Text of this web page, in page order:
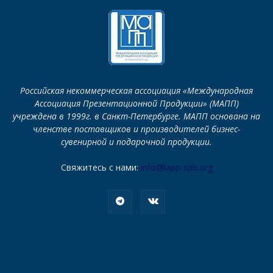
Российская некоммерческая ассоциация «Международная
Ассоциация Презентационной Продукции» (МАПП)
учреждена в 1999г. в Санкт-Петербурге. МАПП основана на
членстве поставщиков и производителей бизнес-
сувенирной и подарочной продукции.
Свяжитесь с нами: info@iapp-spb.org